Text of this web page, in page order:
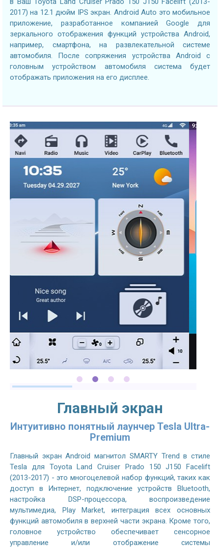
2017) на 12.1 дюйм IPS экран. Android Auto это мобильное
приложение, разработанное компанией Google для
зеркального отображения функций устройства Android,
например, смартфона, на развлекательной системе
автомобиля. После сопряжения устройства Android с
головным устройством автомобиля система будет
отображать приложения на его дисплее.
Главный экран
Интуитивно понятный лаунчер Tesla Ultra-
Premium
Главный экран Android магнитол SMARTY Trend в стиле
Tesla для Toyota Land Cruiser Prado 150 J150 Facelift
(2013-2017) - это многоцелевой набор функций, таких как
доступ в Интернет, подключение устройств Bluetooth,
настройка DSP-процессора, воспроизведение
мультимедиа, Play Market, интеграция всех основных
функций автомобиля в верхней части экрана. Кроме того,
головное устройство обеспечивает сенсорное
управление и/или отображение системы